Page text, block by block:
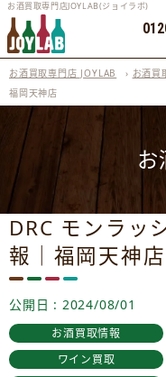
お酒買取専門店JOYLAB(ジョイラボ)
お酒買取専門店 JOYLAB › お酒買
福岡天神店
お
DRC モンラッ
報｜福岡天神店
公開日 : 2024/08/01
お酒買取情報
ワイン買取